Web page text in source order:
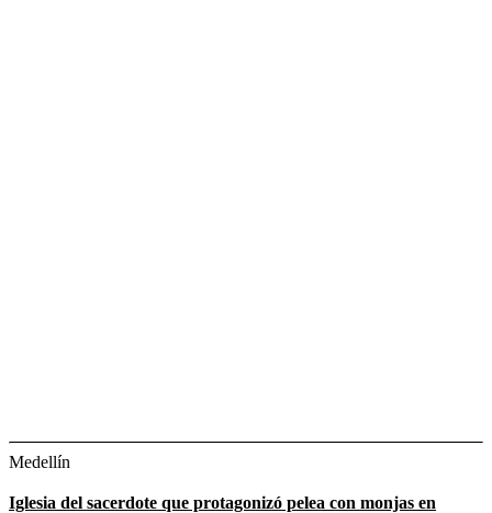
Medellín
Iglesia del sacerdote que protagonizó pelea con monjas en